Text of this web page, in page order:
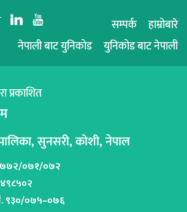
j r सम्पर्क
हाम्रोबारे
नेपाली बाट युनिकोड
युनिकोड बाट नेपाली
प्रकाशित
सुनसरी, कोशी, नेपाल
०७१/०७२
९३०/०७५–०७६